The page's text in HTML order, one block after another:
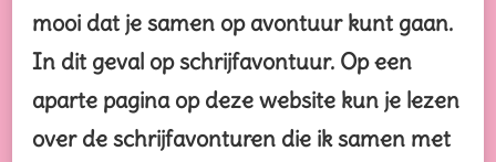
mooi dat je samen op avontuur kunt gaan.
In dit geval op schrijfavontuur. Op een
aparte pagina op deze website kun je lezen
over de schrijfavonturen die ik samen met